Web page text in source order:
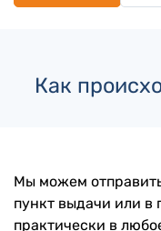
Как
Мы можем
пункт выдачи или в
практически в